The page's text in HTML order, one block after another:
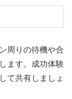
周りの待機や合
ます。成功体験
て共有しましょ